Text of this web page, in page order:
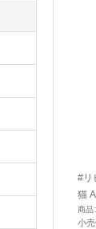
#リ
猫
商品
小